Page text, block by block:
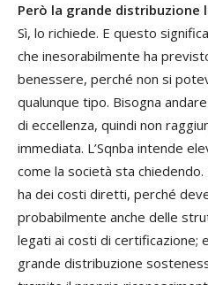
Però la grande distribuzione
Sì, lo richiede. E questo
che inesorabilmente ha
benessere, perché non si
qualunque tipo. Bisogna
di eccellenza, quindi non
immediata. L’Sqnba intende
come la società sta chiedendo.
ha dei costi diretti, perché
probabilmente anche delle
legati ai costi di certificazione;
grande distribuzione